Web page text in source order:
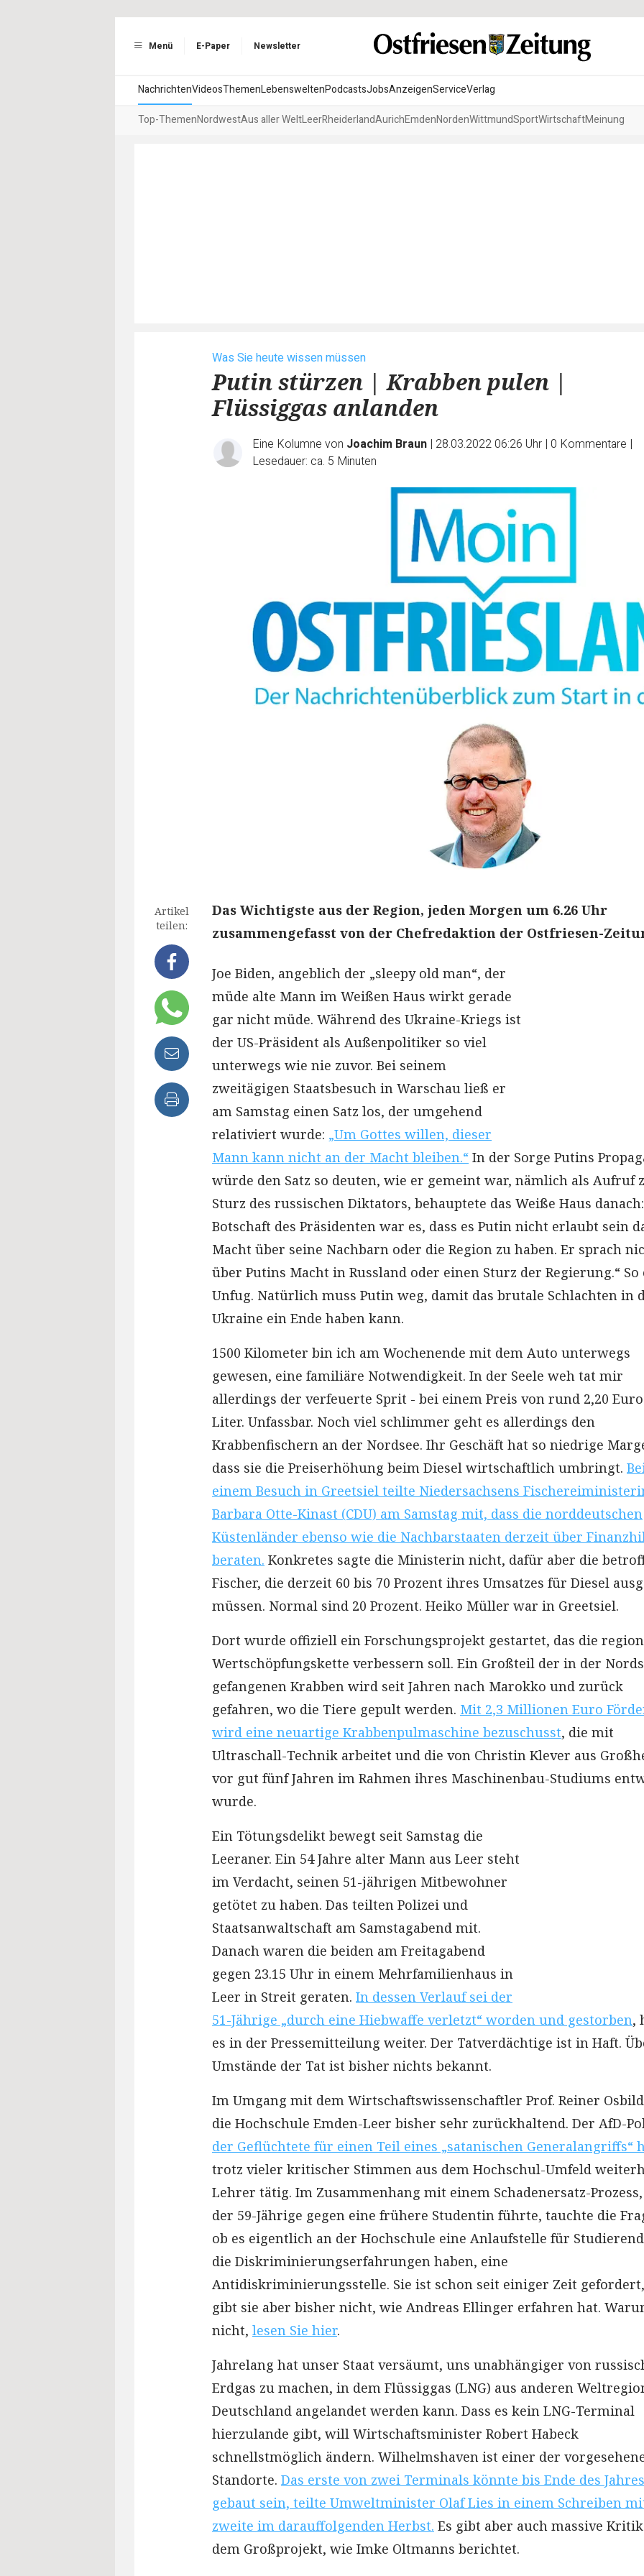
Menü E-Paper Newsletter
NachrichtenVideosThemenLebensweltenPodcastsJobsAnzeigenServiceVerlag
Top-ThemenNordwestAus aller WeltLeerRheiderlandAurichEmdenNordenWittmundSportWirtschaftMeinung
Was Sie heute wissen müssen
Putin stürzen | Krabben pulen |
Flüssiggas anlanden
Eine Kolumne von Joachim Braun | 28.03.2022 06:26 Uhr | 0 Kommentare |
Lesedauer: ca. 5 Minuten
Artikel
teilen:
Das Wichtigste aus der Region, jeden Morgen um 6.26 Uhr
zusammengefasst von der Chefredaktion der Ostfriesen-
Joe Biden, angeblich der „sleepy old man“, der
müde alte Mann im Weißen Haus wirkt gerade
gar nicht müde. Während des Ukraine-Kriegs ist
der US-Präsident als Außenpolitiker so viel
unterwegs wie nie zuvor. Bei seinem
zweitägigen Staatsbesuch in Warschau ließ er
am Samstag einen Satz los, der umgehend
relativiert wurde: „Um Gottes willen, dieser
Mann kann nicht an der Macht bleiben.“ In der Sorge Putins
würde den Satz so deuten, wie er gemeint war, nämlich als Aufruf
Sturz des russischen Diktators, behauptete das Weiße Haus
Botschaft des Präsidenten war es, dass es Putin nicht erlaubt sein
Macht über seine Nachbarn oder die Region zu haben. Er sprach
über Putins Macht in Russland oder einen Sturz der Regierung.“ So
Unfug. Natürlich muss Putin weg, damit das brutale Schlachten in
Ukraine ein Ende haben kann.
1500 Kilometer bin ich am Wochenende mit dem Auto unterwegs
gewesen, eine familiäre Notwendigkeit. In der Seele weh tat mir
allerdings der verfeuerte Sprit - bei einem Preis von rund 2,20
Liter. Unfassbar. Noch viel schlimmer geht es allerdings den
Krabbenfischern an der Nordsee. Ihr Geschäft hat so niedrige
dass sie die Preiserhöhung beim Diesel wirtschaftlich umbringt.
einem Besuch in Greetsiel teilte Niedersachsens
Barbara Otte-Kinast (CDU) am Samstag mit, dass die norddeutschen
Küstenländer ebenso wie die Nachbarstaaten derzeit über
beraten. Konkretes sagte die Ministerin nicht, dafür aber die
Fischer, die derzeit 60 bis 70 Prozent ihres Umsatzes für Diesel
müssen. Normal sind 20 Prozent. Heiko Müller war in Greetsiel.
Dort wurde offiziell ein Forschungsprojekt gestartet, das die
Wertschöpfungskette verbessern soll. Ein Großteil der in der
gefangenen Krabben wird seit Jahren nach Marokko und zurück
gefahren, wo die Tiere gepult werden. Mit 2,3 Millionen Euro
wird eine neuartige Krabbenpulmaschine bezuschusst, die mit
Ultraschall-Technik arbeitet und die von Christin Klever aus
vor gut fünf Jahren im Rahmen ihres Maschinenbau-Studiums
wurde.
Ein Tötungsdelikt bewegt seit Samstag die
Leeraner. Ein 54 Jahre alter Mann aus Leer steht
im Verdacht, seinen 51-jährigen Mitbewohner
getötet zu haben. Das teilten Polizei und
Staatsanwaltschaft am Samstagabend mit.
Danach waren die beiden am Freitagabend
gegen 23.15 Uhr in einem Mehrfamilienhaus in
Leer in Streit geraten. In dessen Verlauf sei der
51-Jährige „durch eine Hiebwaffe verletzt“ worden und gestorben,
es in der Pressemitteilung weiter. Der Tatverdächtige ist in Haft.
Umstände der Tat ist bisher nichts bekannt.
Im Umgang mit dem Wirtschaftswissenschaftler Prof. Reiner
die Hochschule Emden-Leer bisher sehr zurückhaltend. Der AfD-
der Geflüchtete für einen Teil eines „satanischen Generalangriffs“
trotz vieler kritischer Stimmen aus dem Hochschul-Umfeld
Lehrer tätig. Im Zusammenhang mit einem Schadenersatz-
der 59-Jährige gegen eine frühere Studentin führte, tauchte die
ob es eigentlich an der Hochschule eine Anlaufstelle für
die Diskriminierungserfahrungen haben, eine
Antidiskriminierungsstelle. Sie ist schon seit einiger Zeit
gibt sie aber bisher nicht, wie Andreas Ellinger erfahren hat.
nicht, lesen Sie hier.
Jahrelang hat unser Staat versäumt, uns unabhängiger von
Erdgas zu machen, in dem Flüssiggas (LNG) aus anderen
Deutschland angelandet werden kann. Dass es kein LNG-Terminal
hierzulande gibt, will Wirtschaftsminister Robert Habeck
schnellstmöglich ändern. Wilhelmshaven ist einer der
Standorte. Das erste von zwei Terminals könnte bis Ende des Jahres
gebaut sein, teilte Umweltminister Olaf Lies in einem Schreiben
zweite im darauffolgenden Herbst. Es gibt aber auch massive
dem Großprojekt, wie Imke Oltmanns berichtet.